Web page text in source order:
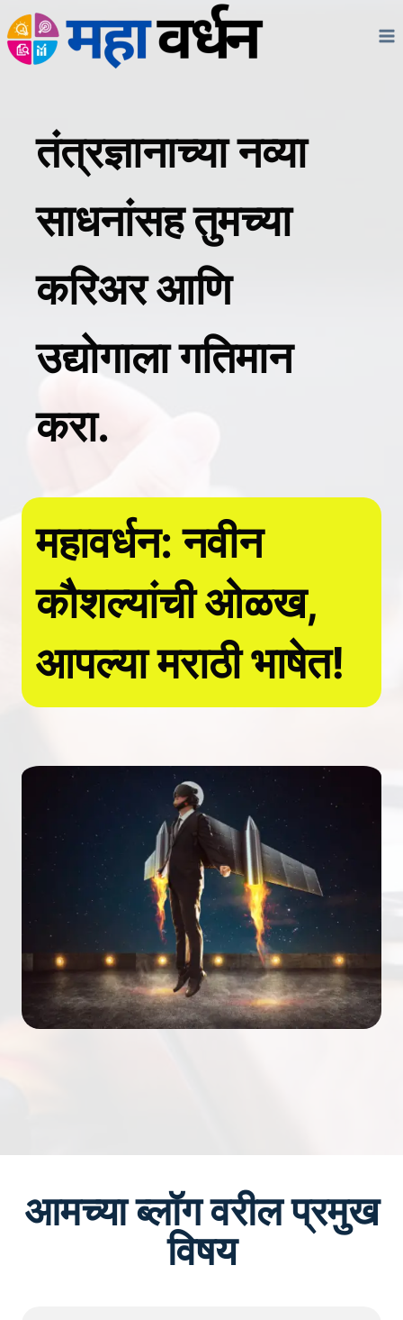
Skip
to
तंत्रज्ञानाच्या नव्या
साधनांसह तुमच्या
करिअर आणि
उद्योगाला गतिमान
करा.
महावर्धन: नवीन
कौशल्यांची ओळख,
आपल्या मराठी भाषेत!
आमच्या ब्लॉग वरील प्रमुख
विषय